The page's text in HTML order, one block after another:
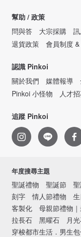
幫助 / 政策
問與答
大宗採購
退貨政策
會員制度
認識 Pinkoi
關於我們
媒體報導
Pinkoi 小怪物
人才
追蹤 Pinkoi
年度搜尋主題
聖誕禮物 聖誕節
刻字
情人節禮物
客製化
母親節禮物
拉長石
黑曜石 月
穿梭都市生活．男生